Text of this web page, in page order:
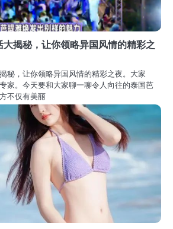
揭秘，让你领略异国风情的精彩之
秘，让你领略异国风情的精彩之夜。大家
家。今天要和大家聊一聊令人向往的泰国芭
不仅有美丽